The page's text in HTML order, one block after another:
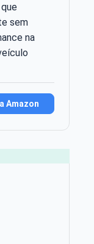
sem
na
Amazon